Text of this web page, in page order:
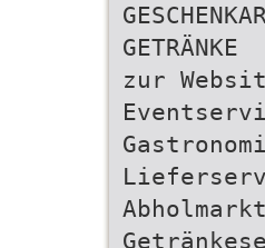
GETRÄNKE
zur
Abholmarkt